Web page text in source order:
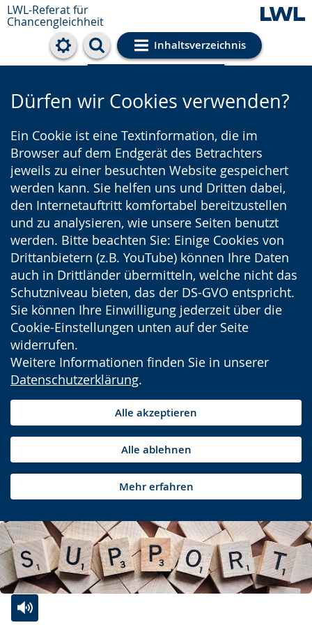
LWL-Referat für
Chancengleichheit
Inhaltsverzeichnis
Cookie-Einstellungen
Dürfen wir Cookies verwenden?
Ein Cookie ist eine Textinformation, die im
Browser auf dem Endgerät des Betrachters
jeweils zu einer besuchten Website gespeichert
werden kann. Sie helfen uns und Dritten dabei,
den Internetauftritt komfortabel bereitzustellen
und zu analysieren, wie unsere Seiten benutzt
werden. Bitte beachten Sie: Einige Cookies von
Drittanbietern (z.B. YouTube) können Ihre Daten
auch in Drittländer übermitteln, welche nicht das
Schutzniveau bieten, das der DS-GVO entspricht.
Sie können Ihre Einwilligung jederzeit über die
Cookie-Einstellungen unten auf der Seite
widerrufen.
Weitere Informationen finden Sie in unserer
Datenschutzerklärung.
Alle akzeptieren
Alle ablehnen
Mehr erfahren